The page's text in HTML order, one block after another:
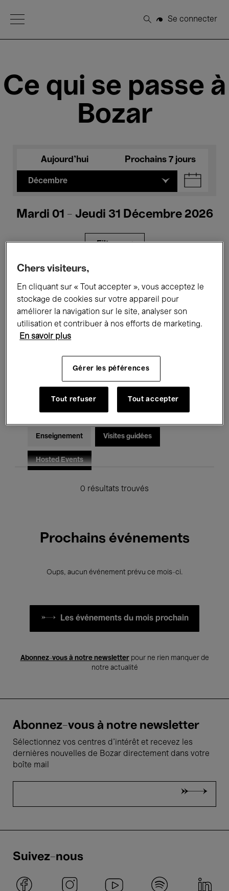
Open Menu
Rechercher
Se connecter
Ce qui se passe à
Bozar
Aujourd'hui Prochains 7 jours
Décembre
Mardi 01 - Jeudi 31 Décembre 2026
Filtres
Expositions Films Performances
Rencontres & Débats Jazz
Musique électronique
Pour tous Kids’ Palace
Enseignement Visites guidées
Hosted Events
0 résultats trouvés
Prochains événements
Oups, aucun événement prévu ce mois-ci.
Les événements du mois prochain
Abonnez-vous à notre newsletterpour ne rien manquer de
notre actualité
Abonnez-vous à notre newsletter
Sélectionnez vos centres d'intérêt et recevez les
dernières nouvelles de Bozar directement dans votre
boîte mail
Suivez-nous
Chers visiteurs,
En cliquant sur « Tout accepter », vous acceptez le
stockage de cookies sur votre appareil pour
améliorer la navigation sur le site, analyser son
utilisation et contribuer à nos efforts de marketing.
En savoir plus
Gérer les péférences
Tout refuser Tout accepter